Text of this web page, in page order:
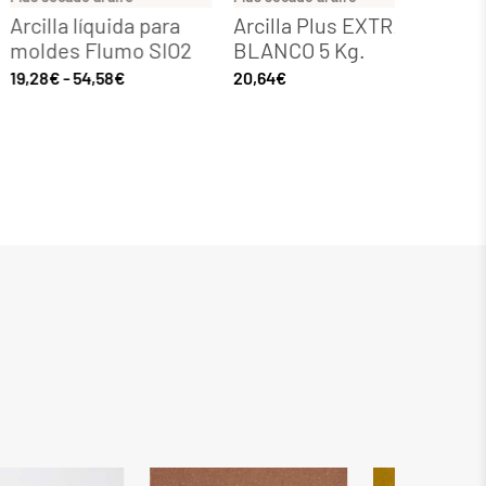
líquida para
Flumo SIO2
-54,58€
Arcilla Plus EXTRA
BLANCO 5 Kg.
€